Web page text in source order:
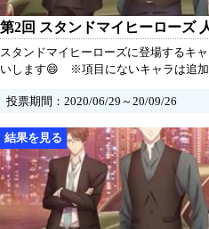
第2回 スタンドマイヒーローズ
スタンドマイヒーローズに登場するキ
いします😄 ※項目にないキャラは追加
投票期間：2020/06/29～20/09/26